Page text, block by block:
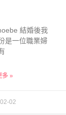
結婚後我
是一位職業婦
多 »
02